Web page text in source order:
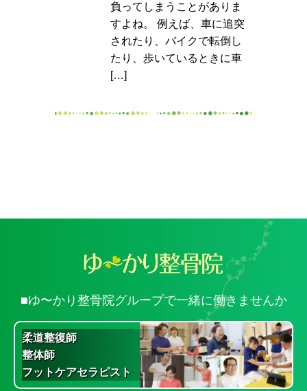
負ってしまうことがありま
すよね。 例えば、車に追突
されたり、バイクで転倒し
たり、歩いているときに車
[…]
■ゆ〜かり整骨院グループで一緒に働きませんか
柔道整復師
整体師
フットケアセラピスト